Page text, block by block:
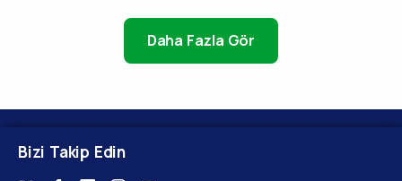
Daha Fazla Gör
Bizi Takip Edin